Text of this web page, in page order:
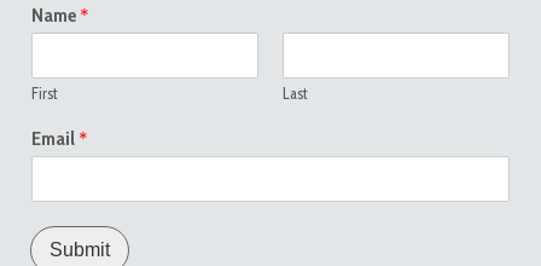
Name *
First Last
Email *
Submit